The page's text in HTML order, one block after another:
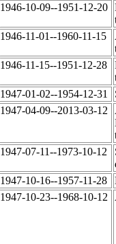
1946-10-09--1951-12-20
1946-11-01--1960-11-15
1946-11-15--1951-12-28
1947-01-02--1954-12-31
1947-04-09--2013-03-12
1947-07-11--1973-10-12
1947-10-16--1957-11-28
1947-10-23--1968-10-12